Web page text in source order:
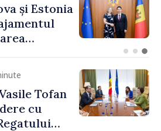
șoferii să
de
Tofan
cu